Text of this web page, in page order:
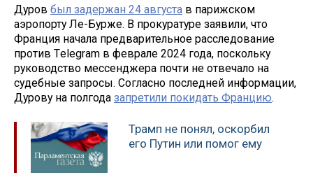
Дуров был задержан 24 августа в парижском
аэропорту Ле-Бурже. В прокуратуре заявили, что
Франция начала предварительное расследование
против Тelegram в феврале 2024 года, поскольку
руководство мессенджера почти не отвечало на
судебные запросы. Согласно последней информации,
Дурову на полгода запретили покидать Францию.
Трамп не понял, оскорбил
его Путин или помог ему